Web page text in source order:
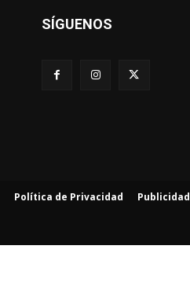
SÍGUENOS
Política de Privacidad Publicidad